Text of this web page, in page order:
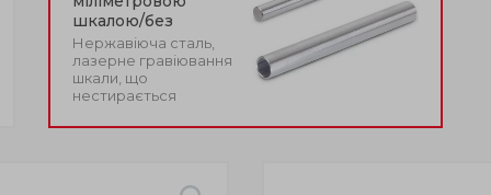
шкалою/без
Нержавіюча сталь,
лазерне гравіювання
шкали, що
нестирається